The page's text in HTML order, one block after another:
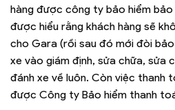
hàng được công ty bảo hiểm
được hiểu rằng khách hàng sẽ
cho Gara (rồi sau đó mới đòi
xe vào giám định, sửa chữa, sửa
đánh xe về luôn. Còn việc thanh
được Công ty Bảo hiểm thanh